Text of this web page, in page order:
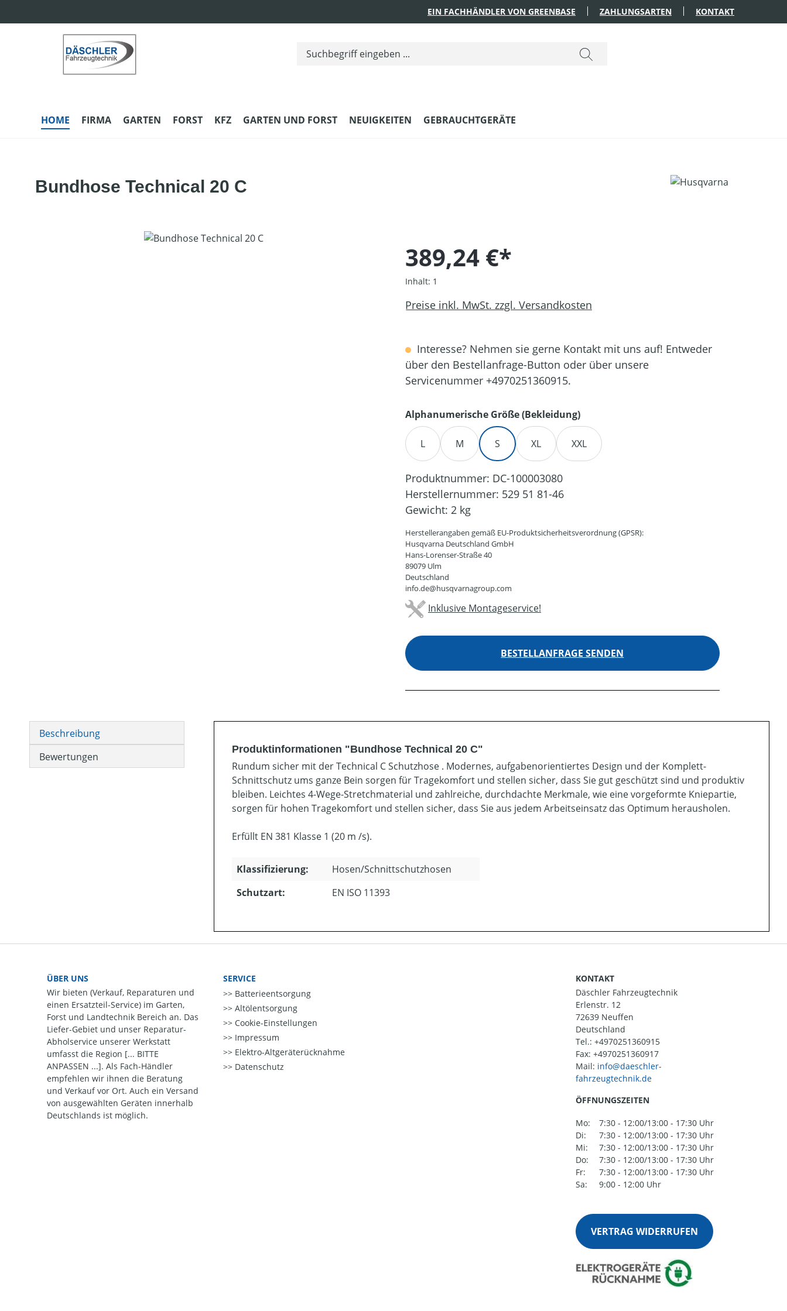
EIN FACHHÄNDLER VON GREENBASE ZAHLUNGSARTEN KONTAKT
HOME FIRMA GARTEN FORST KFZ GARTEN UND FORST NEUIGKEITEN GEBRAUCHTGERÄTE
Bundhose Technical 20 C
389,24 €*
Inhalt: 1
Preise inkl. MwSt. zzgl. Versandkosten
Interesse? Nehmen sie gerne Kontakt mit uns auf! Entweder
über den Bestellanfrage-Button oder über unsere
Servicenummer +4970251360915.
Alphanumerische Größe (Bekleidung)auswählen
L M S XL XXL
Produktnummer: DC-100003080
Herstellernummer: 529 51 81-46
Gewicht: 2 kg
Herstellerangaben gemäß EU-Produktsicherheitsverordnung (GPSR):
Husqvarna Deutschland GmbH
Hans-Lorenser-Straße 40
89079 Ulm
Deutschland
info.de@husqvarnagroup.com
Inklusive Montageservice!
BESTELLANFRAGE SENDEN
Beschreibung
Bewertungen
Produktinformationen "Bundhose Technical 20 C"
Rundum sicher mit der Technical C Schutzhose . Modernes, aufgabenorientiertes Design und der Komplett-
Schnittschutz ums ganze Bein sorgen für Tragekomfort und stellen sicher, dass Sie gut geschützt sind und produktiv
bleiben. Leichtes 4-Wege-Stretchmaterial und zahlreiche, durchdachte Merkmale, wie eine vorgeformte Kniepartie,
sorgen für hohen Tragekomfort und stellen sicher, dass Sie aus jedem Arbeitseinsatz das Optimum herausholen.
Erfüllt EN 381 Klasse 1 (20 m /s).
Klassifizierung:
Hosen/Schnittschutzhosen
Schutzart:
EN ISO 11393
ÜBER UNS
Wir bieten (Verkauf, Reparaturen und
einen Ersatzteil-Service) im Garten,
Forst und Landtechnik Bereich an. Das
Liefer-Gebiet und unser Reparatur-
Abholservice unserer Werkstatt
umfasst die Region [... BITTE
ANPASSEN ...]. Als Fach-Händler
empfehlen wir ihnen die Beratung
und Verkauf vor Ort. Auch ein Versand
von ausgewählten Geräten innerhalb
Deutschlands ist möglich.
SERVICE
Batterieentsorgung
Altölentsorgung
Cookie-Einstellungen
Impressum
Elektro-Altgeräterücknahme
Datenschutz
KONTAKT
Däschler Fahrzeugtechnik
Erlenstr. 12
72639 Neuffen
Deutschland
Tel.: +4970251360915
Fax: +4970251360917
Mail:
ÖFFNUNGSZEITEN
Mo:
7:30 - 12:00/13:00 - 17:30 Uhr
Di:
7:30 - 12:00/13:00 - 17:30 Uhr
Mi:
7:30 - 12:00/13:00 - 17:30 Uhr
Do:
7:30 - 12:00/13:00 - 17:30 Uhr
Fr:
7:30 - 12:00/13:00 - 17:30 Uhr
Sa:
9:00 - 12:00 Uhr
VERTRAG WIDERRUFEN